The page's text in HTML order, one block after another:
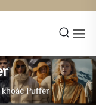
Puffer